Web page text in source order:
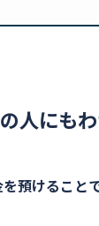
人にも
預けること